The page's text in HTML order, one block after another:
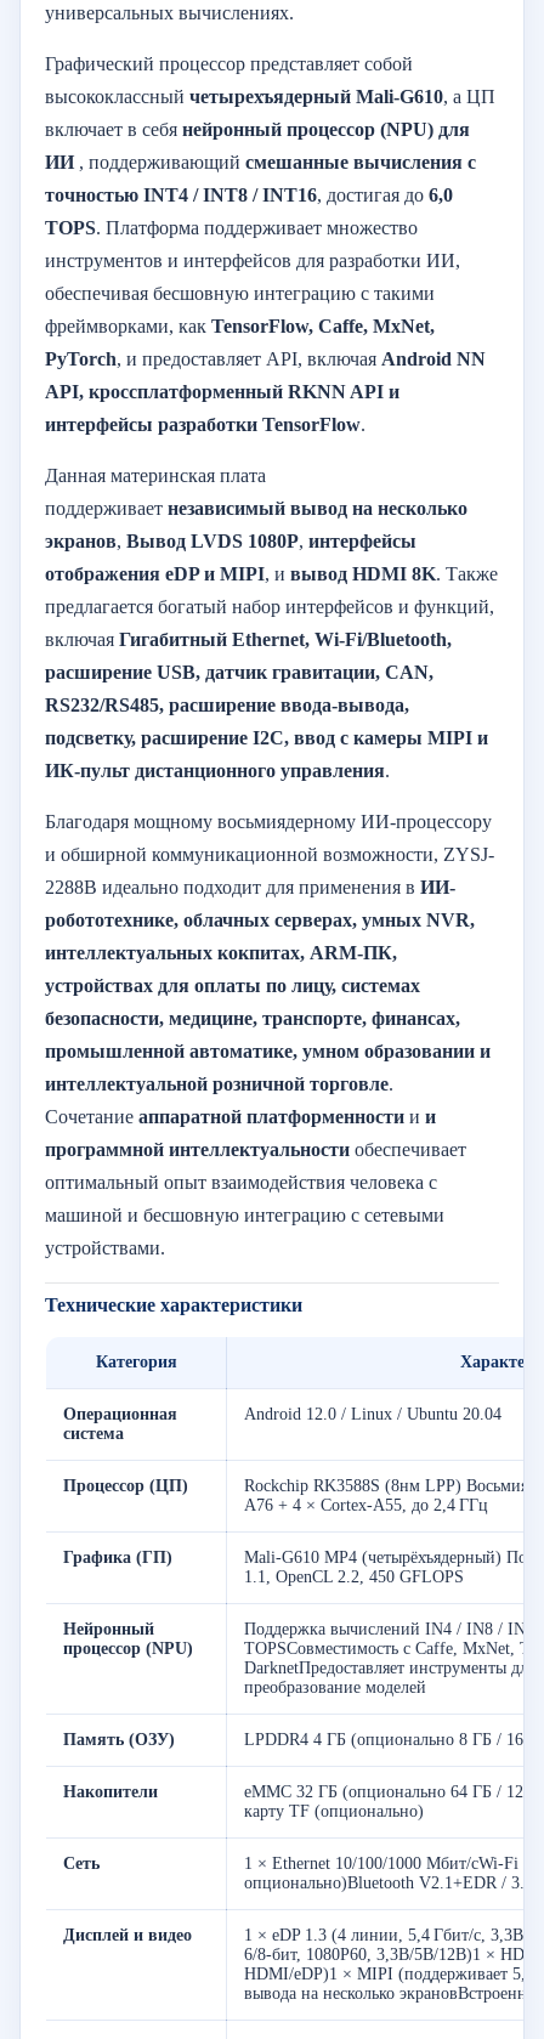
универсальных вычислениях.
Графический процессор представляет собой
высококлассный четырехъядерный Mali-G610, а ЦП
включает в себя нейронный процессор (NPU) для
ИИ, поддерживающий смешанные вычисления с
точностью INT4 / INT8 / INT16, достигая до 6,0
TOPS. Платформа поддерживает множество
инструментов и интерфейсов для разработки ИИ,
обеспечивая бесшовную интеграцию с такими
фреймворками, как TensorFlow, Caffe, MxNet,
PyTorch, и предоставляет API, включая Android NN
API, кроссплатформенный RKNN API и
интерфейсы разработки TensorFlow.
Данная материнская плата
поддерживает независимый вывод на несколько
экранов, Вывод LVDS 1080P, интерфейсы
отображения eDP и MIPI, и вывод HDMI 8K. Также
предлагается богатый набор интерфейсов и функций,
включая Гигабитный Ethernet, Wi-Fi/Bluetooth,
расширение USB, датчик гравитации, CAN,
RS232/RS485, расширение ввода-вывода,
подсветку, расширение I2C, ввод с камеры MIPI и
ИК-пульт дистанционного управления.
Благодаря мощному восьмиядерному ИИ-процессору
и обширной коммуникационной возможности, ZYSJ-
2288B идеально подходит для применения в ИИ-
робототехнике, облачных серверах, умных NVR,
интеллектуальных кокпитах, ARM-ПК,
устройствах для оплаты по лицу, системах
безопасности, медицине, транспорте, финансах,
промышленной автоматике, умном образовании и
интеллектуальной розничной торговле.
Сочетание аппаратной платформенности и и
программной интеллектуальности обеспечивает
оптимальный опыт взаимодействия человека с
машиной и бесшовную интеграцию с сетевыми
устройствами.
Технические характеристики
Категория
Операционная
система
Android 12.0 / Linux / Ubuntu 20.04
Процессор (ЦП)
Rockchip RK3588S (8нм LPP)
A76 + 4 × Cortex-A55, до 2,4 ГГц
Графика (ГП)
Mali-G610 MP4 (четырёхъядерный)
1.1, OpenCL 2.2, 450 GFLOPS
Нейронный
процессор (NPU)
Поддержка вычислений IN4 / IN8 /
TOPSСовместимость с Caffe, MxNet,
DarknetПредоставляет инструменты
преобразование моделей
Память (ОЗУ) LPDDR4 4 ГБ (опционально 8 ГБ / 16
Накопители
eMMC 32 ГБ (опционально 64 ГБ / 128
карту TF (опционально)
Сеть
1 × Ethernet 10/100/1000 Мбит/сWi-Fi
опционально)Bluetooth V2.1+EDR / 3.0
Дисплей и видео
1 × eDP 1.3 (4 линии, 5,4 Гбит/с, 3,3В/
6/8-бит, 1080P60, 3,3В/5В/12В)1 ×
HDMI/eDP)1 × MIPI (поддерживает 5,7
вывода на несколько